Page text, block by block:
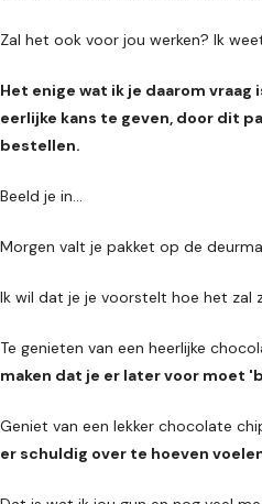
Zal het ook voor jou werken? Ik
Het enige wat ik je daarom vraag
eerlijke kans te geven, door dit
bestellen.
Beeld je in...
Morgen valt je pakket op de
Ik wil dat je je voorstelt hoe het zal
Te genieten van een heerlijke
maken dat je er later voor moet
Geniet van een lekker chocolate
er schuldig over te hoeven